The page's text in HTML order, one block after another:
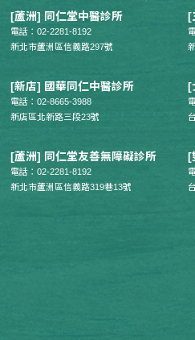
[蘆洲] 同仁堂中醫診所
電話：02-2281-8192
新北市蘆洲區信義路297號
[
[新店] 國華同仁中醫診所
電話：02-8665-3988
新店區北新路三段23號
[
[蘆洲] 同仁堂友善無障礙診所
電話：02-2281-8192
新北市蘆洲區信義路319巷13號
[